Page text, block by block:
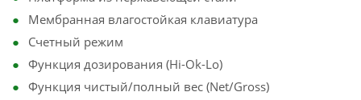
Мембранная влагостойкая клавиатура
Счетный режим
Функция дозирования (Hi-Ok-Lo)
Функция чистый/полный вес (Net/Gross)